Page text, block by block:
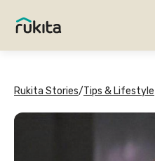
Rukita Stories/Tips & Lifestyle